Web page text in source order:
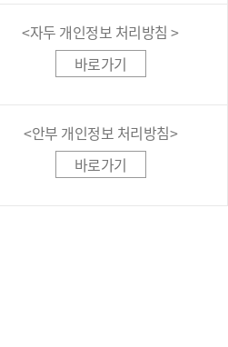
<자두 개인정보 처리방침 >
바로가기
<안부 개인정보 처리방침>
바로가기